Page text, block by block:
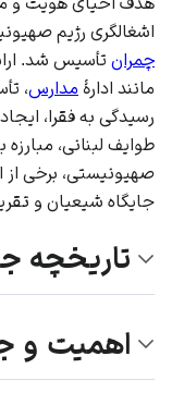
اشغالگری رژیم
چمران تأسیس شد.
مانند ادارهٔ مدارس،
رسیدگی به فقرا،
طوایف لبنانی،
صهیونیستی، برخی از
جایگاه شیعیان و
تاریخچه
اهمیت و